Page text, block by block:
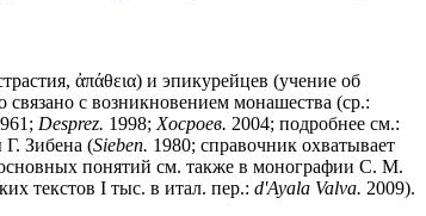
ἀπάθεια) и эпикурейцев (учение об
с возникновением монашества (ср.:
Desprez. 1998; Хосроев. 2004; подробнее см.:
Зибена (Sieben. 1980; справочник охватывает
понятий см. также в монографии С. М.
текстов I тыс. в итал. пер.: d'Ayala Valva. 2009).